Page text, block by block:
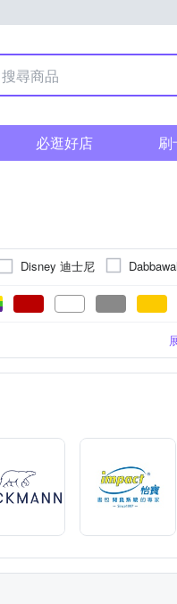
必逛好店 刷
Disney 迪士尼
其他品牌
金德恩